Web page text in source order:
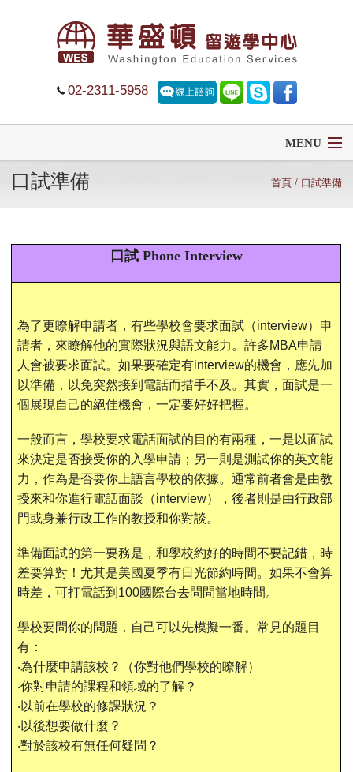
02-2311-5958
MENU
首頁
大學排名
服務項目
常見問題
訊息公告
口試準備 首頁/ 口試準備
口試 Phone Interview
為了更瞭解申請者，有些學校會要求面試（interview）申
請者，來瞭解他的實際狀況與語文能力。許多MBA申請
人會被要求面試。如果要確定有interview的機會，應先加
以準備，以免突然接到電話而措手不及。其實，面試是一
個展現自己的絕佳機會，一定要好好把握。
一般而言，學校要求電話面試的目的有兩種，一是以面試
來決定是否接受你的入學申請；另一則是測試你的英文能
力，作為是否要你上語言學校的依據。通常前者會是由教
授來和你進行電話面談（interview），後者則是由行政部
門或身兼行政工作的教授和你對談。
準備面試的第一要務是，和學校約好的時間不要記錯，時
差要算對！尤其是美國夏季有日光節約時間。如果不會算
時差，可打電話到 100國際台去問問當地時間。
學校要問你的問題，自己可以先模擬一番。常見的題目
有：
‧為什麼申請該校？（你對他們學校的瞭解）
‧你對申請的課程和領域的了解？
‧ 以前在學校的修課狀況？
‧ 以後想要做什麼？
‧對於該校有無任何疑問？